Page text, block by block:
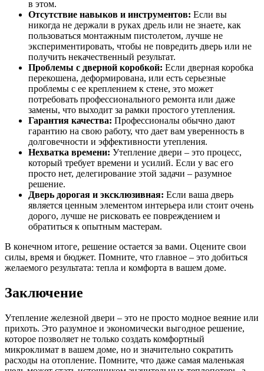
в этом.
Отсутствие навыков и инструментов: Если вы
никогда не держали в руках дрель или не знаете, как
пользоваться монтажным пистолетом, лучше не
экспериментировать, чтобы не повредить дверь или не
получить некачественный результат.
Проблемы с дверной коробкой: Если дверная коробка
перекошена, деформирована, или есть серьезные
проблемы с ее креплением к стене, это может
потребовать профессионального ремонта или даже
замены, что выходит за рамки простого утепления.
Гарантия качества: Профессионалы обычно дают
гарантию на свою работу, что дает вам уверенность в
долговечности и эффективности утепления.
Нехватка времени: Утепление двери – это процесс,
который требует времени и усилий. Если у вас его
просто нет, делегирование этой задачи – разумное
решение.
Дверь дорогая и эксклюзивная: Если ваша дверь
является ценным элементом интерьера или стоит очень
дорого, лучше не рисковать ее повреждением и
обратиться к опытным мастерам.
В конечном итоге, решение остается за вами. Оцените свои
силы, время и бюджет. Помните, что главное – это добиться
желаемого результата: тепла и комфорта в вашем доме.
Заключение
Утепление железной двери – это не просто модное веяние или
прихоть. Это разумное и экономически выгодное решение,
которое позволяет не только создать комфортный
микроклимат в вашем доме, но и значительно сократить
расходы на отопление. Помните, что даже самая маленькая